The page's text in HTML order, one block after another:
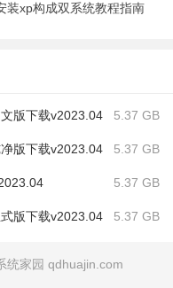
装xp构成双系统教程指南
版下载v2023.04 5.37 GB
版下载v2023.04 5.37 GB
5.37 GB
版下载v2023.04 5.37 GB
家园 qdhuajin.com